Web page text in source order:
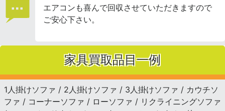
エアコンも喜んで回収させていただきますので
ご安心下さい。
家具買取品目一例
1人掛けソファ / 2人掛けソファ / 3人掛けソファ / カウチソ
ファ / コーナーソファ / ローソファ / リクライニングソファ